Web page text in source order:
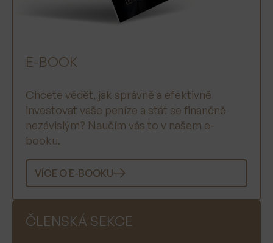
E-BOOK
Chcete vědět, jak správně a efektivně
investovat vaše peníze a stát se finančně
nezávislým? Naučím vás to v našem e-
booku.
VÍCE O E-BOOKU
ČLENSKÁ SEKCE